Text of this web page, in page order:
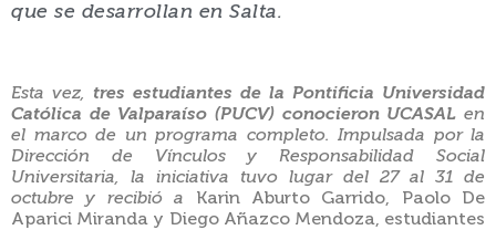
que se desarrollan en Salta.
Esta vez, tres estudiantes de la Pontificia Universidad
Católica de Valparaíso (PUCV) conocieron UCASAL en
el marco de un programa completo. Impulsada por la
Dirección de Vínculos y Responsabilidad Social
Universitaria, la iniciativa tuvo lugar del 27 al 31 de
octubre y recibió a Karin Aburto Garrido, Paolo De
Aparici Miranda y Diego Añazco Mendoza, estudiantes